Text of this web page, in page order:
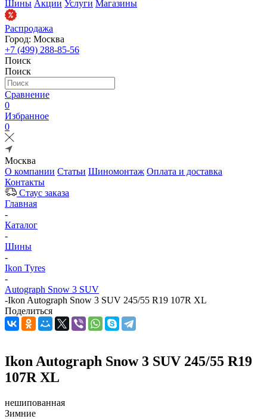
Шины Акции Услуги Магазины
Распродажа
Город: Москва
+7 (499) 288-85-56
Поиск
Поиск
Сравнение
0
Избранное
0
Москва
О компании Статьи Шиномонтаж Оплата и доставка
Контакты
Стаус заказа
Главная
-
Каталог
-
Шины
-
Ikon Tyres
-
Autograph Snow 3 SUV
-Ikon Autograph Snow 3 SUV 245/55 R19 107R XL
Поделиться
Ikon Autograph Snow 3 SUV 245/55 R19
107R XL
нешипованная
Зимние